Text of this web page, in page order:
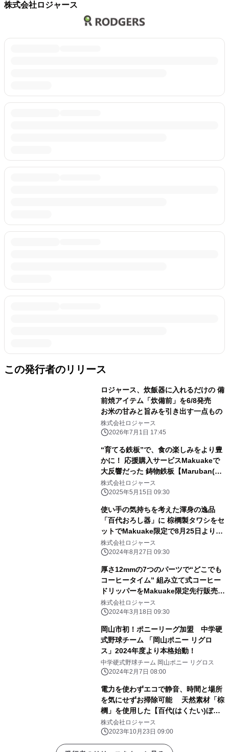
株式会社ロジャース
この発行者のリリース
ロジャース、炊飯器に入れるだけの 備
前焼アイテム「炊備前」を6/8発売
お米の甘みと旨みを引き出す一点もの
株式会社ロジャース
2026年7月1日 17:45
“育てる鉄板”で、食の楽しみをより豊
かに！ 応援購入サービスMakuakeで
大反響だった 鋳物鉄板【Maruban(丸
板)】の一般販売開始
株式会社ロジャース
2025年5月15日 09:30
使い手の気持ちを考えた渾身の逸品
「百代おろし器」に 棕櫚製タワシをセ
ットでMakuake限定で8月25日より販
売開始！
株式会社ロジャース
2024年8月27日 09:30
厚さ12mmの7つのパーツで“どこでも
コーヒータイム” 組み立て式コーヒー
ドリッパーをMakuake限定先行販売開
始！
株式会社ロジャース
2024年3月18日 09:30
岡山市初！ポニーリーグ加盟 中学硬
式野球チーム 「岡山ポニー リグロ
ス」2024年度より本格始動！
中学硬式野球チーム 岡山ポニー リグロス
2024年2月7日 08:00
電力を使わずエコで静音、時間と場所
を気にせずお掃除可能 天然素材「棕
櫚」を使用した【百代(はくたい)ぼう
き】を 10月21日からMakuakeにて限
定先行販売
株式会社ロジャース
2023年10月23日 09:00